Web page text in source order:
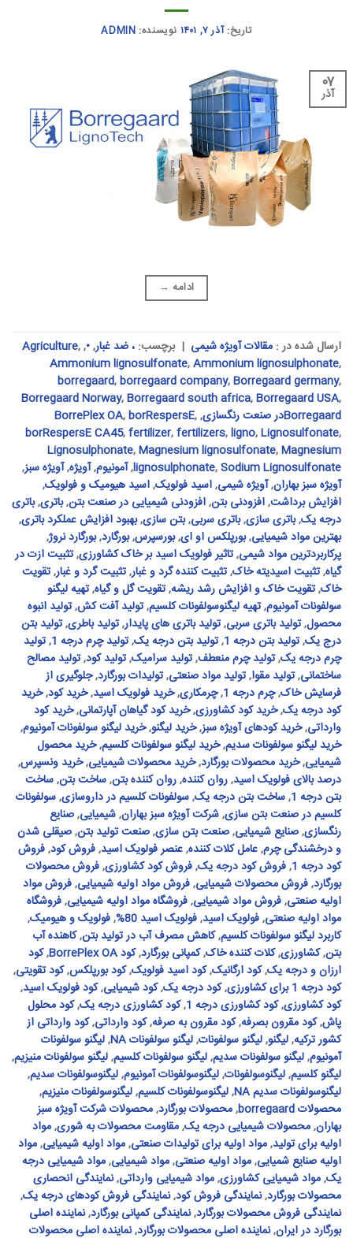
تاریخ:آذر ۷, ۱۴۰۱ نویسنده: ADMIN
۰۷
آذر
ادامه →
ارسال شده در : مقالات آویژه شیمی | برچسب: ، ضد غبار,
•
,
Agriculture,
Ammonium lignosulfonate,Ammonium lignosulphonate,
borregaard,borregaard company,Borregaard germany,
Borregaard Norway,Borregaard south africa,Borregaard USA,
Borregaardدر صنعت رنگسازی
,
BorrePlex OA,borRespersE,
borRespersE CA45,fertilizer,fertilizers,ligno,Lignosulfonate,
Lignosulphonate,Magnesium lignosulfonate,Magnesium
lignosulphonate,Sodium Lignosulfonate
,آمونیوم,آویژه,آویژه سبز,
آویژه سبز بهاران,آویژه شیمی,اسید فولویک,اسید هیومیک و فولویک,
افزایش برداشت,افزودنی بتن,افزودنی شیمیایی در صنعت بتن,باتری,باتری
درجه یک,باتری سازی,باتری سربی,بتن سازی,بهبود افزایش عملکرد باتری,
بهترین مواد شیمیایی,بورپلکس او ای,بورسپرس,بورگارد,بورگارد نروژ,
پرکاربردترین مواد شیمی,تاثیر فولویک اسید بر خاک کشاورزی,تثبیت ازت در
گیاه,تثبیت اسیدیته خاک,تثبیت کننده گرد و غبار,تثبیت گرد و غبار,تقویت
خاک,تقویت خاک و افزایش رشد ریشه,تقویت گل و گیاه,تهیه لیگنو
سولفونات آمونیوم,تهیه لیگنوسولفونات کلسیم,تولید آفت کش,تولید انبوه
محصول,تولید باتری سربی,تولید باتری های پایدار,تولید باطری,تولید بتن
درج یک,تولید بتن درجه 1 ,تولید بتن درجه یک,تولید چرم درجه 1 ,تولید
چرم درجه یک,تولید چرم منعطف,تولید سرامیک,تولید کود,تولید مصالح
ساختمانی,تولید مقوا,تولید مواد صنعتی,تولیدات بورگارد,جلوگیری از
فرسایش خاک,چرم درجه 1 ,چرمکاری,خرید فولویک اسید,خرید کود,خرید
کود درجه یک,خرید کود کشاورزی,خرید کود گیاهان آپارتمانی,خرید کود
وارداتی,خرید کودهای آویژه سبز,خرید لیگنو,خرید لیگنو سولفونات آمونیوم,
خرید لیگنو سولفونات سدیم,خرید لیگنو سولفونات کلسیم,خرید محصول
شیمیایی,خرید محصولات بورگارد,خرید محصولات شیمیایی,خرید ونسپرس,
درصد بالای فولویک اسید,روان کننده,روان کننده بتن,ساخت بتن,ساخت
بتن درجه 1 ,ساخت بتن درجه یک,سولفونات کلسیم در داروسازی,سولفونات
کلسیم در صنعت بتن سازی,شرکت آویژه سبز بهاران,شیمیایی,صنایع
رنگسازی,صنایع شیمیایی,صنعت بتن سازی,صنعت تولید بتن,صیقلی شدن
و درخشندگی چرم,عامل کلات کننده,عنصر فولویک اسید,فروش کود,فروش
کود درجه 1 ,فروش کود درجه یک,فروش کود کشاورزی,فروش محصولات
بورگارد,فروش محصولات شیمیایی,فروش مواد اولیه شیمیایی,فروش مواد
اولیه صنعتی,فروش مواد شیمیایی,فروشگاه مواد اولیه شیمیایی,فروشگاه
مواد اولیه صنعتی,فولویک اسید,فولویک اسید 80% ,فولویک و هیومیک,
کاربرد لیگنو سولفونات کلسیم,کاهش مصرف آب در تولید بتن,کاهنده آب
بتن,کشاورزی,کلات کننده خاک,کمپانی بورگارد,کود BorrePlex OA ,کود
ارزان و درجه یک,کود ارگانیک,کود اسید فولویک,کود بورپلکس,کود تقویتی,
کود درجه 1 برای کشاورزی
,کود درجه یک,کود شیمیایی,کود فولویک اسید,
کود کشاورزی,کود کشاورزی درجه 1 ,کود کشاورزی درجه یک,کود محلول
پاش,کود مقرون بصرفه,کود مقرون به صرفه,کود وارداتی,کود وارداتی از
کشور ترکیه,لیگنو,لیگنو سولفونات,لیگنو سولفونات NA ,لیگنو سولفونات
آمونیوم,لیگنو سولفونات سدیم,لیگنو سولفونات کلسیم,لیگنو سولفونات منیزیم,
لیگنو کلسیم,لیگنوسولفونات,لیگنوسولفونات آمونیوم,لیگنوسولفونات سدیم,
لیگنوسولفونات سدیم NA
,لیگنوسولفونات کلسیم,لیگنوسولفونات منیزیم,
محصولات borregaard
,محصولات بورگارد,محصولات شرکت آویژه سبز
بهاران,محصولات شیمیایی درجه یک,مقاومت محصولات به شوری,مواد
اولیه برای تولید,مواد اولیه برای تولیدات صنعتی,مواد اولیه شیمیایی,مواد
اولیه صنایع شمیایی,مواد اولیه صنعتی,مواد شیمیایی,مواد شیمیایی درجه
یک,مواد شیمیایی کشاورزی,مواد شیمیایی وارداتی,نمایندگی انحصاری
محصولات بورگارد,نمایندگی فروش کود,نمایندگی فروش کودهای درجه یک,
نمایندگی فروش محصولات بورگارد,نمایندگی کمپانی بورگارد,نماینده اصلی
بورگارد در ایران,نماینده اصلی محصولات بورگارد,نماینده اصلی محصولات